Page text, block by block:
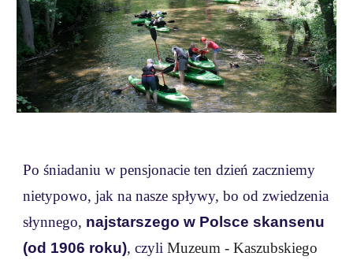
Po śniadaniu w pensjonacieten dzień zaczniemy
nietypowo, jak na nasze spływy, bo od zwiedzenia
słynnego, najstarszego w Polsce skansenu
(od 1906 roku), czyliMuzeum - Kaszubskiego